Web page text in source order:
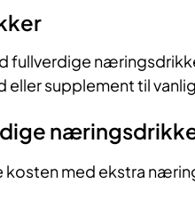
fullverdige
supplement til
kosten med ekstra